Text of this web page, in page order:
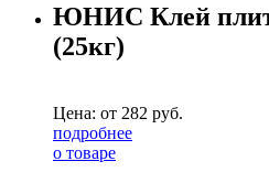
ЮНИС Клей
(25кг)
Цена: от 282 руб.
подробнее
о товаре